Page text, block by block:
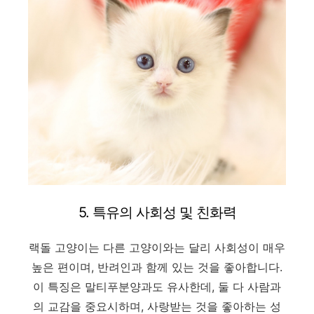
5. 특유의 사회성 및 친화력
랙돌 고양이는 다른 고양이와는 달리 사회성이 매우
높은 편이며, 반려인과 함께 있는 것을 좋아합니다.
이 특징은 말티푸분양과도 유사한데, 둘 다 사람과
의 교감을 중요시하며, 사랑받는 것을 좋아하는 성